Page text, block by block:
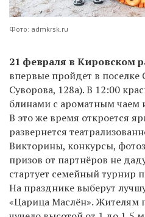
Фото: admkrsk.ru
21 февраля в Кировском
впервые пройдет в поселке
Суворова, 128а). В 12:00
блинами с ароматным чаем
В это же время откроется
развернется
Викторины, конкурсы,
призов от партнёров не
стартует семейный турнир
На празднике выберут
«Царица Маслён». Жителям